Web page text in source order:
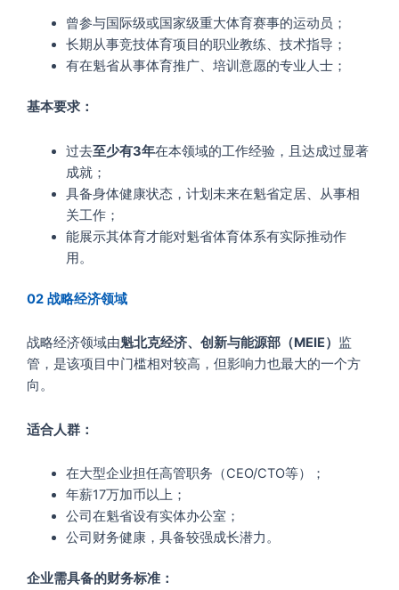
曾参与国际级或国家级重大体育赛事的运动员；
长期从事竞技体育项目的职业教练、技术指导；
有在魁省从事体育推广、培训意愿的专业人士；
基本要求：
过去至少有3年在本领域的工作经验，且达成过显著
成就；
具备身体健康状态，计划未来在魁省定居、从事相
关工作；
能展示其体育才能对魁省体育体系有实际推动作
用。
02 战略经济领域
战略经济领域由魁北克经济、创新与能源部（MEIE） 监
管，是该项目中门槛相对较高，但影响力也最大的一个方
向。
适合人群：
在大型企业担任高管职务（CEO/CTO等）；
年薪17万加币以上；
公司在魁省设有实体办公室；
公司财务健康，具备较强成长潜力。
企业需具备的财务标准：